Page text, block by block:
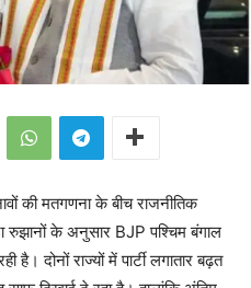
की मतगणना के बीच राजनीतिक
रुझानों के अनुसार BJP पश्चिम बंगाल
दोनों राज्यों में पार्टी लगातार बढ़त